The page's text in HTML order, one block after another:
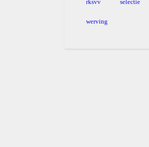
rksvv selectie
werving